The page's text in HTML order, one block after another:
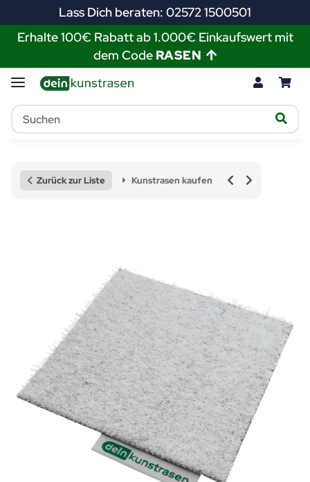
Lass Dich beraten: 02572 1500501
Erhalte 100€ Rabatt ab 1.000€ Einkaufswert mit
dem Code RASEN
Zurück zur Liste Kunstrasen kaufen